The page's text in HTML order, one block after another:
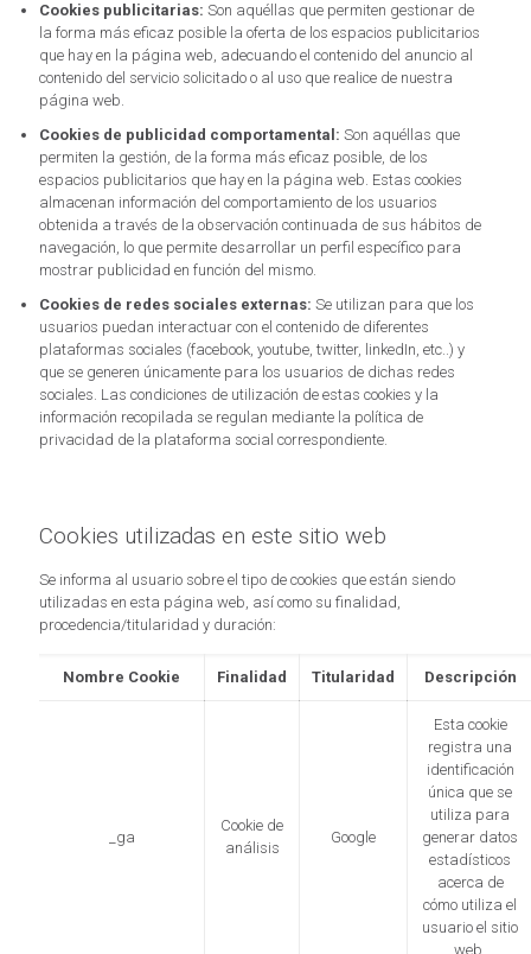
Cookies publicitarias: Son aquéllas que permiten gestionar de
la forma más eficaz posible la oferta de los espacios publicitarios
que hay en la página web, adecuando el contenido del anuncio al
contenido del servicio solicitado o al uso que realice de nuestra
página web.
Cookies de publicidad comportamental: Son aquéllas que
permiten la gestión, de la forma más eficaz posible, de los
espacios publicitarios que hay en la página web. Estas cookies
almacenan información del comportamiento de los usuarios
obtenida a través de la observación continuada de sus hábitos de
navegación, lo que permite desarrollar un perfil específico para
mostrar publicidad en función del mismo.
Cookies de redes sociales externas: Se utilizan para que los
usuarios puedan interactuar con el contenido de diferentes
plataformas sociales (facebook, youtube, twitter, linkedIn, etc..) y
que se generen únicamente para los usuarios de dichas redes
sociales. Las condiciones de utilización de estas cookies y la
información recopilada se regulan mediante la política de
privacidad de la plataforma social correspondiente.
Cookies utilizadas en este sitio web
Se informa al usuario sobre el tipo de cookies que están siendo
utilizadas en esta página web, así como su finalidad,
procedencia/titularidad y duración:
Nombre Cookie Finalidad Titularidad Descripción
_ga
Cookie de
análisis
Google
Esta cookie
registra una
identificación
única que se
utiliza para
generar datos
estadísticos
acerca de
cómo utiliza el
usuario el sitio
web.